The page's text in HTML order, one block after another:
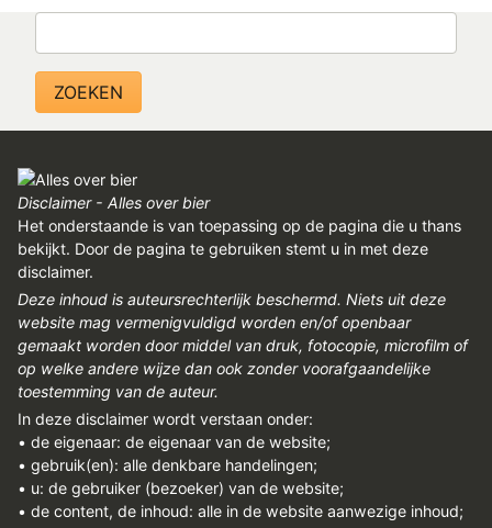
Disclaimer - Alles over bier
Het onderstaande is van toepassing op de pagina die u thans
bekijkt. Door de pagina te gebruiken stemt u in met deze
disclaimer.
Deze inhoud is auteursrechterlijk beschermd. Niets uit deze
website mag vermenigvuldigd worden en/of openbaar
gemaakt worden door middel van druk, fotocopie, microfilm of
op welke andere wijze dan ook zonder voorafgaandelijke
toestemming van de auteur.
In deze disclaimer wordt verstaan onder:
• de eigenaar: de eigenaar van de website;
• gebruik(en): alle denkbare handelingen;
• u: de gebruiker (bezoeker) van de website;
• de content, de inhoud: alle in de website aanwezige inhoud;